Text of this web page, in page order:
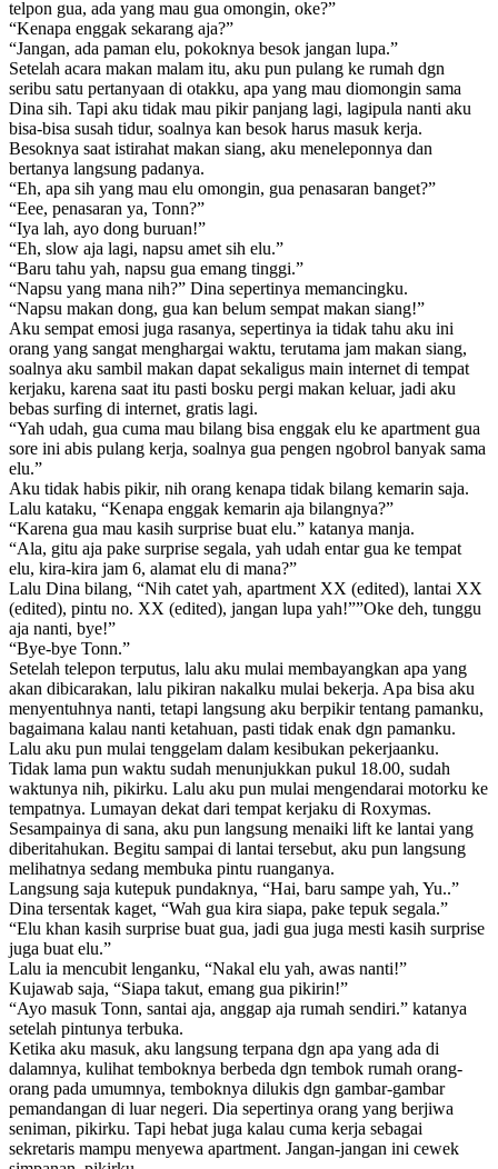
telpon gua, ada yang mau gua omongin, oke?”
“Kenapa enggak sekarang aja?”
“Jangan, ada paman elu, pokoknya besok jangan lupa.”
Setelah acara makan malam itu, aku pun pulang ke rumah dgn
seribu satu pertanyaan di otakku, apa yang mau diomongin sama
Dina sih. Tapi aku tidak mau pikir panjang lagi, lagipula nanti aku
bisa-bisa susah tidur, soalnya kan besok harus masuk kerja.
Besoknya saat istirahat makan siang, aku meneleponnya dan
bertanya langsung padanya.
“Eh, apa sih yang mau elu omongin, gua penasaran banget?”
“Eee, penasaran ya, Tonn?”
“Iya lah, ayo dong buruan!”
“Eh, slow aja lagi, napsu amet sih elu.”
“Baru tahu yah, napsu gua emang tinggi.”
“Napsu yang mana nih?” Dina sepertinya memancingku.
“Napsu makan dong, gua kan belum sempat makan siang!”
Aku sempat emosi juga rasanya, sepertinya ia tidak tahu aku ini
orang yang sangat menghargai waktu, terutama jam makan siang,
soalnya aku sambil makan dapat sekaligus main internet di tempat
kerjaku, karena saat itu pasti bosku pergi makan keluar, jadi aku
bebas surfing di internet, gratis lagi.
“Yah udah, gua cuma mau bilang bisa enggak elu ke apartment gua
sore ini abis pulang kerja, soalnya gua pengen ngobrol banyak sama
elu.”
Aku tidak habis pikir, nih orang kenapa tidak bilang kemarin saja.
Lalu kataku, “Kenapa enggak kemarin aja bilangnya?”
“Karena gua mau kasih surprise buat elu.” katanya manja.
“Ala, gitu aja pake surprise segala, yah udah entar gua ke tempat
elu, kira-kira jam 6, alamat elu di mana?”
Lalu Dina bilang, “Nih catet yah, apartment XX (edited), lantai XX
(edited), pintu no. XX (edited), jangan lupa yah!””Oke deh, tunggu
aja nanti, bye!”
“Bye-bye Tonn.”
Setelah telepon terputus, lalu aku mulai membayangkan apa yang
akan dibicarakan, lalu pikiran nakalku mulai bekerja. Apa bisa aku
menyentuhnya nanti, tetapi langsung aku berpikir tentang pamanku,
bagaimana kalau nanti ketahuan, pasti tidak enak dgn pamanku.
Lalu aku pun mulai tenggelam dalam kesibukan pekerjaanku.
Tidak lama pun waktu sudah menunjukkan pukul 18.00, sudah
waktunya nih, pikirku. Lalu aku pun mulai mengendarai motorku ke
tempatnya. Lumayan dekat dari tempat kerjaku di Roxymas.
Sesampainya di sana, aku pun langsung menaiki lift ke lantai yang
diberitahukan. Begitu sampai di lantai tersebut, aku pun langsung
melihatnya sedang membuka pintu ruanganya.
Langsung saja kutepuk pundaknya, “Hai, baru sampe yah, Yu..”
Dina tersentak kaget, “Wah gua kira siapa, pake tepuk segala.”
“Elu khan kasih surprise buat gua, jadi gua juga mesti kasih surprise
juga buat elu.”
Lalu ia mencubit lenganku, “Nakal elu yah, awas nanti!”
Kujawab saja, “Siapa takut, emang gua pikirin!”
“Ayo masuk Tonn, santai aja, anggap aja rumah sendiri.” katanya
setelah pintunya terbuka.
Ketika aku masuk, aku langsung terpana dgn apa yang ada di
dalamnya, kulihat temboknya berbeda dgn tembok rumah orang-
orang pada umumnya, temboknya dilukis dgn gambar-gambar
pemandangan di luar negeri. Dia sepertinya orang yang berjiwa
seniman, pikirku. Tapi hebat juga kalau cuma kerja sebagai
sekretaris mampu menyewa apartment. Jangan-jangan ini cewek